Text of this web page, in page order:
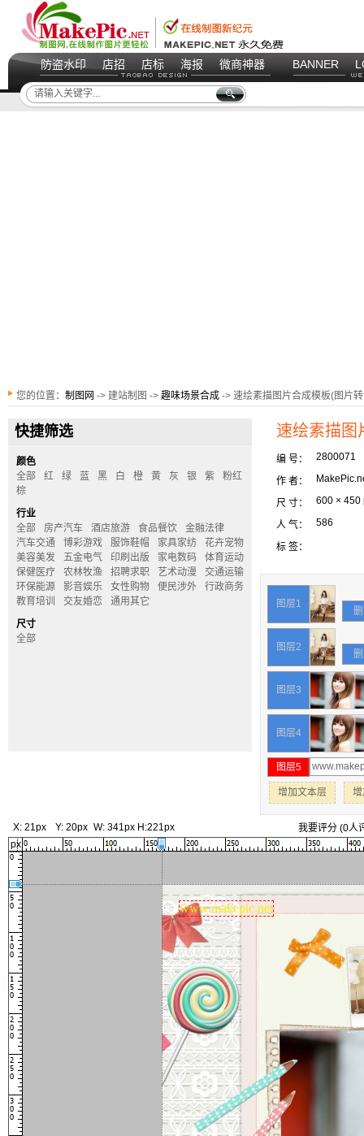
防盗水印 店招 店标 海报 微商神器 BANNER
您的位置： 制图网 -> 建站制图 -> 趣味场景合成 -> 速绘素描图片合成模板(图片
快捷筛选
颜色
全部
红 绿 蓝 黑 白 橙 黄 灰 银 紫
粉红
棕
行业
全部
房产汽车 酒店旅游 食品餐饮
金融法律
汽车交通
博彩游戏 服饰鞋帽 家具家纺
花卉宠物
美容美发
五金电气 印刷出版 家电数码
体育运动
保健医疗
农林牧渔 招聘求职 艺术动漫
交通运输
环保能源
影音娱乐 女性购物 便民涉外
行政商务
教育培训
交友婚恋
通用其它
尺寸
全部
速绘素描图
编 号： 2800071
作 者：
尺 寸： 600 × 450
人 气： 586
标 签：
图层1
图层2
图层3
图层4
图层5
增加文本层
X: 21px Y: 20px W: 341px H:221px 我要评分 (0人
www.makepic.net
px